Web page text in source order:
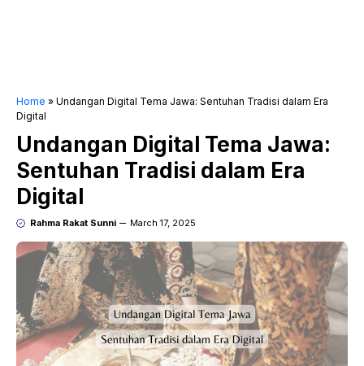
Home » Undangan Digital Tema Jawa: Sentuhan Tradisi dalam Era
Digital
Undangan Digital Tema Jawa:
Sentuhan Tradisi dalam Era
Digital
Rahma Rakat Sunni March 17, 2025